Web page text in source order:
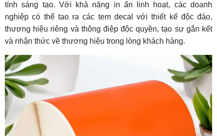
tính sáng tạo. Với khả năng in ấn linh hoạt, các doanh
nghiệp có thể tạo ra các tem decal với thiết kế độc đáo,
thương hiệu riêng và thông điệp độc quyền, tạo sự gắn kết
và nhận thức về thương hiệu trong lòng khách hàng.